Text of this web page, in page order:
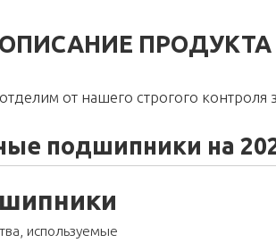
ОПИСАНИЕ ПРОДУКТА
от нашего строгого контроля
подшипники на
используемые